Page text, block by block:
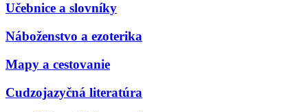
Učebnice a slovníky
Náboženstvo a ezoterika
Mapy a cestovanie
Cudzojazyčná literatúra